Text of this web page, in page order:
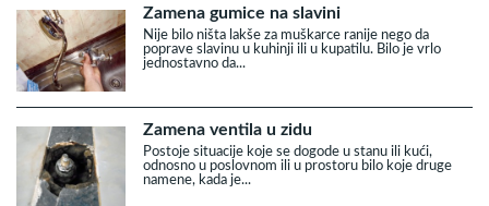
Zamena gumice na slavini
Nije bilo ništa lakše za muškarce ranije nego da
poprave slavinu u kuhinji ili u kupatilu. Bilo je vrlo
jednostavno da...
Zamena ventila u zidu
Postoje situacije koje se dogode u stanu ili kući,
odnosno u poslovnom ili u prostoru bilo koje druge
namene, kada je...